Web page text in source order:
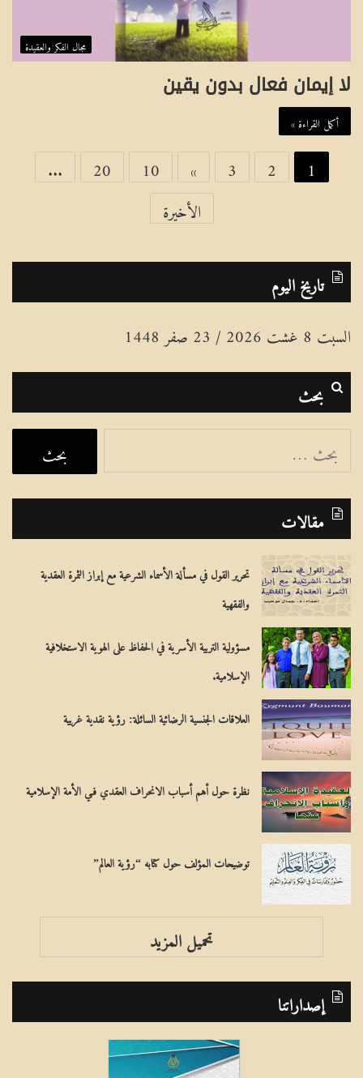
مجال الفكر والعقيدة
لا إيمان فعال بدون يقين
أكمل القراءة »
1
2
3
»
10
20
...
الأخيرة
تاريخ اليوم
السبت 8 غشت 2026 / 23 صفر 1448
بحث
ب
ح
ث
ع
:
مقالات
تحرير القول في مسألة الأسماء الشرعية مع إبراز الثمرة العقدية
والفقهية
مسؤولية التربية الأسرية في الحفاظ على الهوية الاستخلافية
الإسلامية.
العلاقات الجنسية الرضائية السائلة: رؤية نقدية غربية
نظرة حول أهم أسباب الانحراف العقدي فـي الأمة الإسلامية
توضيحات المؤلف حول كتابه “رؤية العالم”
تحميل المزيد
إصداراتنا